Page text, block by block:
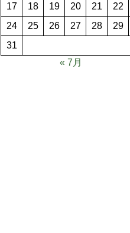
17
18 19 20 21 22
24
25 26 27 28 29
31
« 7月